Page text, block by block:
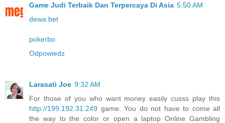
Game Judi Terbaik Dan Terpercaya Di Asia 5:50 AM
dewa bet
pokerbo
Odpowiedz
Larasati Joe 9:32 AM
For those of you who want money easily cusss play this
http://199.192.31.249 game. You do not have to come all
the way to the color or open a laptop Online Gambling